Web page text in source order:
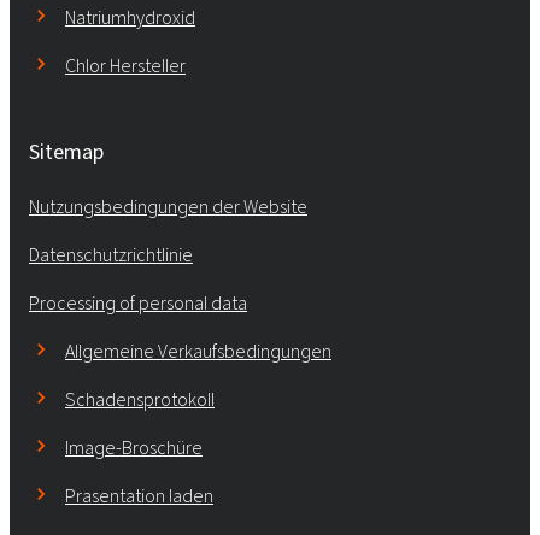
Natriumhydroxid
Chlor Hersteller
Sitemap
Nutzungsbedingungen der Website
Datenschutzrichtlinie
Processing of personal data
Allgemeine Verkaufsbedingungen
Schadensprotokoll
Image-Broschüre
Prasentation laden